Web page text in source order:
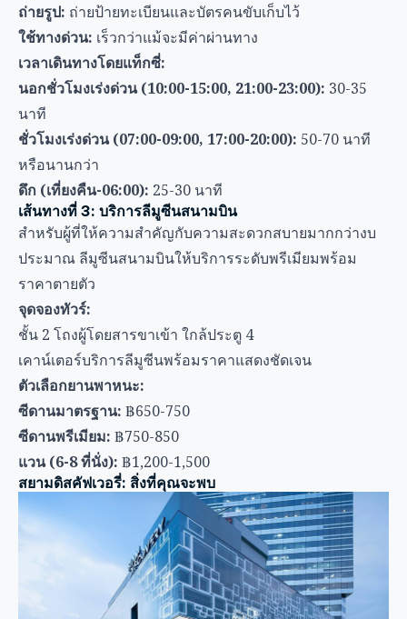
ดึก (เที่ยงคืน-06:00):25-30 นาที
เส้นทางที่ 3: บริการลีมูซีนสนามบิน
สำหรับผู้ที่ให้ความสำคัญกับความสะดวกสบายมากกว่างบ
ประมาณ ลีมูซีนสนามบินให้บริการระดับพรีเมียมพร้อม
ราคาตายตัว
จุดจองทัวร์:
ชั้น 2 โถงผู้โดยสารขาเข้า ใกล้ประตู 4
เคาน์เตอร์บริการลีมูซีนพร้อมราคาแสดงชัดเจน
ตัวเลือกยานพาหนะ:
ซีดานมาตรฐาน:฿650-750
ซีดานพรีเมียม:฿750-850
แวน (6-8 ที่นั่ง):
สยามดิสคัฟเวอรี่: สิ่งที่คุณจะพบ
ก่อนเดินทาง นี่คือสิ่งที่ทำให้สยามดิสคัฟเวอรี่คุ้มค่ากับการ
ไป: